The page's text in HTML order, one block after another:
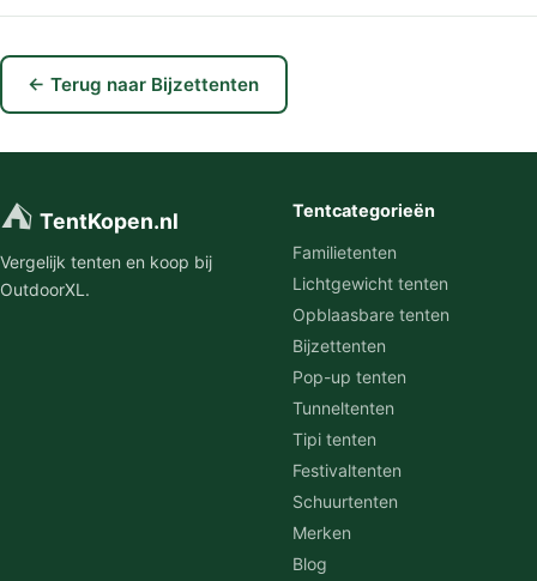
← Terug naar Bijzettenten
⛺ TentKopen.nl
Vergelijk tenten en koop bij
OutdoorXL.
Tentcategorieën
Familietenten
Lichtgewicht tenten
Opblaasbare tenten
Bijzettenten
Pop-up tenten
Tunneltenten
Tipi tenten
Festivaltenten
Schuurtenten
Merken
Blog